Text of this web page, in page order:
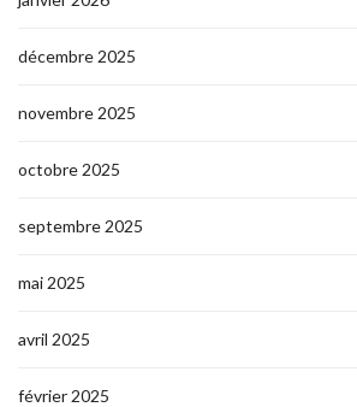
décembre 2025
novembre 2025
octobre 2025
septembre 2025
mai 2025
avril 2025
février 2025